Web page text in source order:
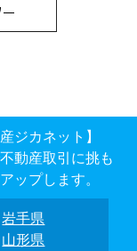
ジカネット】
動産取引に挑も
ップします。
岩手県
山形県